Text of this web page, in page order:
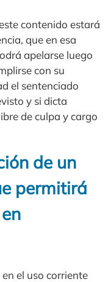
contenido estará
que en esa
apelarse luego
con su
el sentenciado
y si dicta
de culpa y cargo
de un
permitirá
el uso corriente